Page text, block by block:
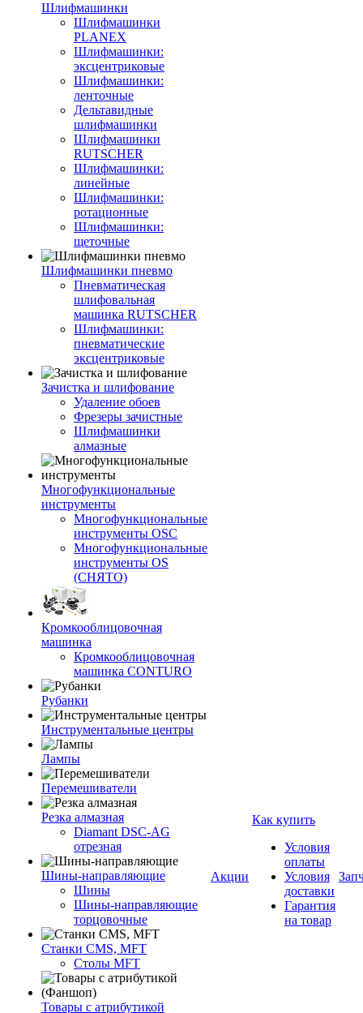
Шлифмашинки
Шлифмашинки
PLANEX
Шлифмашинки:
эксцентриковые
Шлифмашинки:
ленточные
Дельтавидные
шлифмашинки
Шлифмашинки
RUTSCHER
Шлифмашинки:
линейные
Шлифмашинки:
ротационные
Шлифмашинки:
щеточные
Шлифмашинки пневмо
Пневматическая
шлифовальная
машинка RUTSCHER
Шлифмашинки:
пневматические
эксцентриковые
Зачистка и шлифование
Удаление обоев
Фрезеры зачистные
Шлифмашинки
алмазные
Многофункциональные
инструменты
Многофункциональные
инструменты OSC
Многофункциональные
инструменты OS
(СНЯТО)
Кромкооблицовочная
машинка
Кромкооблицовочная
машинка CONTURO
Рубанки
Инструментальные центры
Лампы
Перемешиватели
Резка алмазная
Diamant DSC-AG
отрезная
Шины-направляющие
Шины
Шины-направляющие
торцовочные
Станки CMS, MFT
Столы MFT
Товары с атрибутикой
Акции
Как купить
Условия
оплаты
Условия
доставки
Гарантия
на товар